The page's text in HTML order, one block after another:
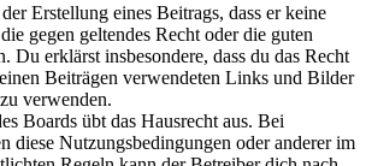
Erstellung eines Beitrags, dass er keine
gegen geltendes Recht oder die guten
Du erklärst insbesondere, dass du das Recht
Beiträgen verwendeten Links und Bilder
verwenden.
Boards übt das Hausrecht aus. Bei
diese Nutzungsbedingungen oder anderer im